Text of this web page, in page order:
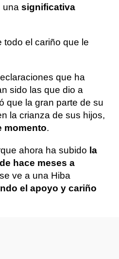
una significativa
todo el cariño que le
que ha
sido las que dio a
que la gran parte de su
la crianza de sus hijos,
momento.
ahora ha subido la
hace meses a
ve a una Hiba
el apoyo y cariño